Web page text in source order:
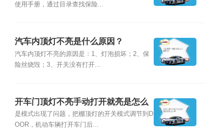
使用手册，通过目录查找保险...
汽车内顶灯不亮是什么原因？
汽车内顶灯不亮的原因是：1、灯泡损坏；2、保
险丝烧毁；3、开关没有打开...
开车门顶灯不亮手动打开就亮是怎么
回事
是模式出现了问题，把棚顶灯的开关模式调节到D
OOR，机动车辆打开车门后...